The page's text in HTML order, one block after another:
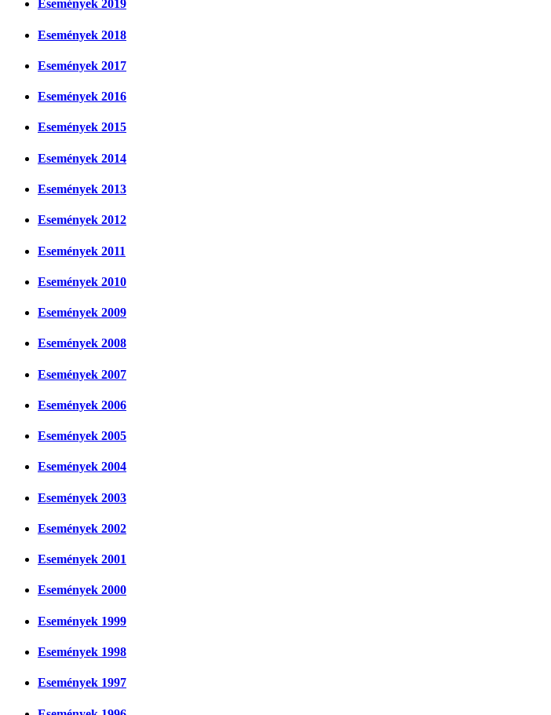
Események 2019
Események 2018
Események 2017
Események 2016
Események 2015
Események 2014
Események 2013
Események 2012
Események 2011
Események 2010
Események 2009
Események 2008
Események 2007
Események 2006
Események 2005
Események 2004
Események 2003
Események 2002
Események 2001
Események 2000
Események 1999
Események 1998
Események 1997